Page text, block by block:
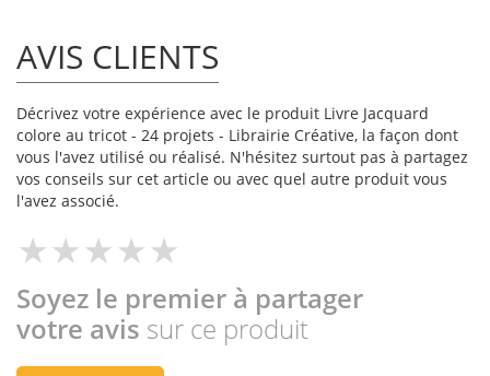
AVIS CLIENTS
Décrivez votre expérience avec le produit Livre Jacquard
colore au tricot - 24 projets - Librairie Créative, la façon dont
vous l'avez utilisé ou réalisé. N'hésitez surtout pas à partagez
vos conseils sur cet article ou avec quel autre produit vous
l'avez associé.
Soyez le premier à partager
votre avis sur ce produit